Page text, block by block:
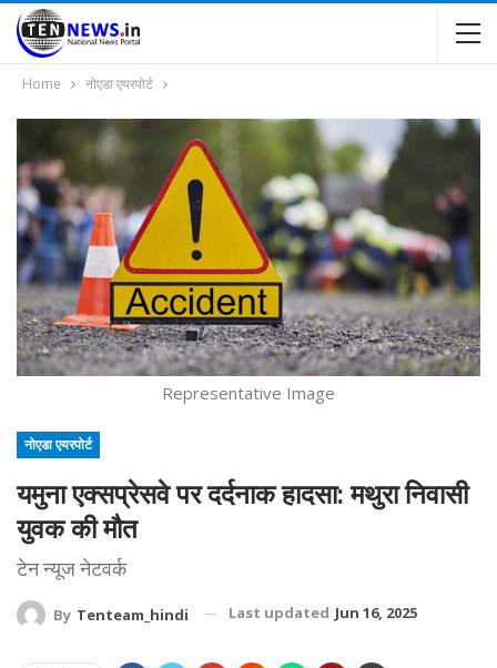
Home नोएडा एयरपोर्ट
Representative Image
नोएडा एयरपोर्ट
यमुना एक्सप्रेसवे पर दर्दनाक हादसा: मथुरा निवासी
युवक की मौत
टेन न्यूज नेटवर्क
By Tenteam_hindi Last updated Jun 16, 2025